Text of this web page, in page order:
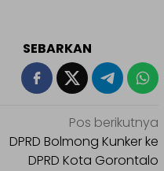
SEBARKAN
Pos berikutnya
DPRD Bolmong Kunker ke
DPRD Kota Gorontalo